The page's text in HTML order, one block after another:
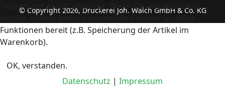
© Copyright 2026, Druckerei Joh. Walch GmbH & Co. KG
'reDimCookieHint' angelegt. Wenn Sie unseren Shop
nutzen, stellen weitere essentielle Cookies wichtige
Funktionen bereit (z.B. Speicherung der Artikel im
Warenkorb).
OK, verstanden.
Datenschutz | Impressum